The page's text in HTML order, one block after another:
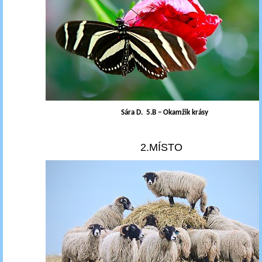
Sára D. ­­ 5.B – Okamžik krásy
2.MÍSTO